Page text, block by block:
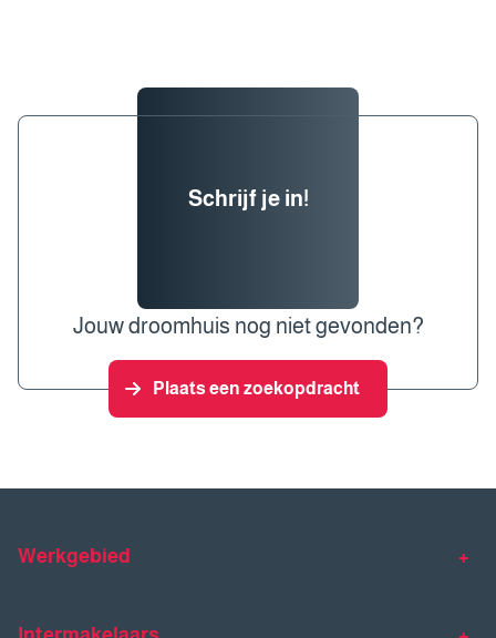
Schrijf je in!
Jouw droomhuis nog niet gevonden?
Plaats een zoekopdracht
Werkgebied